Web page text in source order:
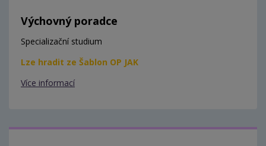
Výchovný poradce
Specializační studium
Lze hradit ze Šablon OP JAK
Více informací